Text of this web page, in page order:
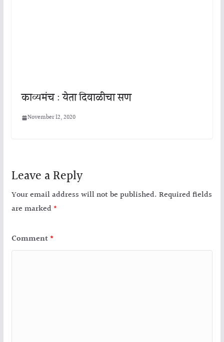
काव्यमंच : येता दिवाळीचा सण
November 12, 2020
Leave a Reply
Your email address will not be published. Required fields
are marked *
Comment *